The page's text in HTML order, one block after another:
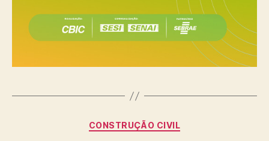
Categorias
CONSTRUÇÃO CIVIL